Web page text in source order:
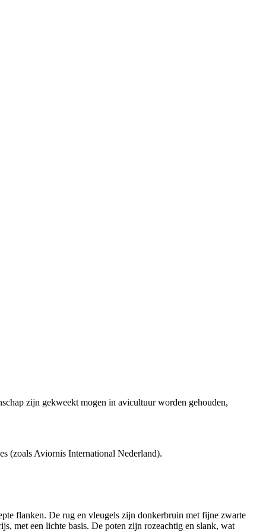
zijn gekweekt mogen in avicultuur worden gehouden,
(zoals Aviornis International Nederland).
flanken. De rug en vleugels zijn donkerbruin met fijne zwarte
met een lichte basis. De poten zijn rozeachtig en slank, wat